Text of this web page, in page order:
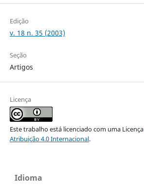
Edição
v. 18 n. 35 (2003)
Seção
Artigos
Licença
Este trabalho está licenciado com uma Licença
Atribuição 4.0 Internacional.
Idioma